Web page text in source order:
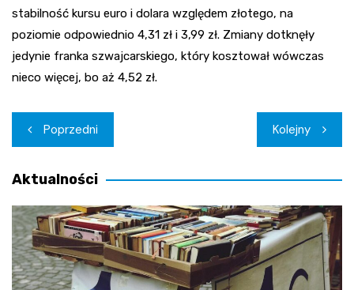
stabilność kursu euro i dolara względem złotego, na
poziomie odpowiednio 4,31 zł i 3,99 zł. Zmiany dotknęły
jedynie franka szwajcarskiego, który kosztował wówczas
nieco więcej, bo aż 4,52 zł.
Nawigacja
wpisu
Poprzedni Kolejny
Aktualności